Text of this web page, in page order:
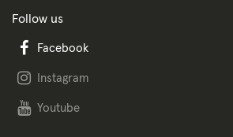
Follow us
Facebook
Instagram
Youtube